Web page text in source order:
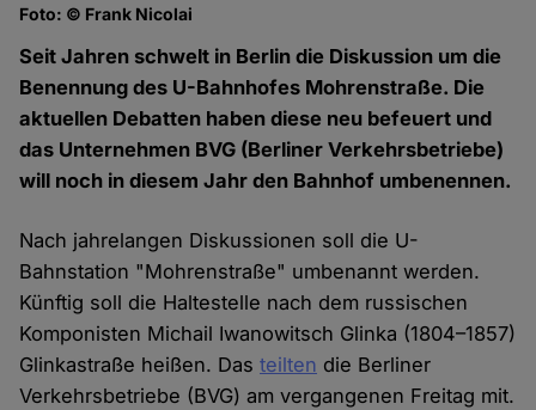
Foto: © Frank Nicolai
Seit Jahren schwelt in Berlin die Diskussion um die
Benennung des U-Bahnhofes Mohrenstraße. Die
aktuellen Debatten haben diese neu befeuert und
das Unternehmen BVG (Berliner Verkehrsbetriebe)
will noch in diesem Jahr den Bahnhof umbenennen.
Nach jahrelangen Diskussionen soll die U-
Bahnstation "Mohrenstraße" umbenannt werden.
Künftig soll die Haltestelle nach dem russischen
Komponisten Michail Iwanowitsch Glinka (1804–1857)
Glinkastraße heißen. Dasteilten die Berliner
Verkehrsbetriebe (BVG) am vergangenen Freitag mit.